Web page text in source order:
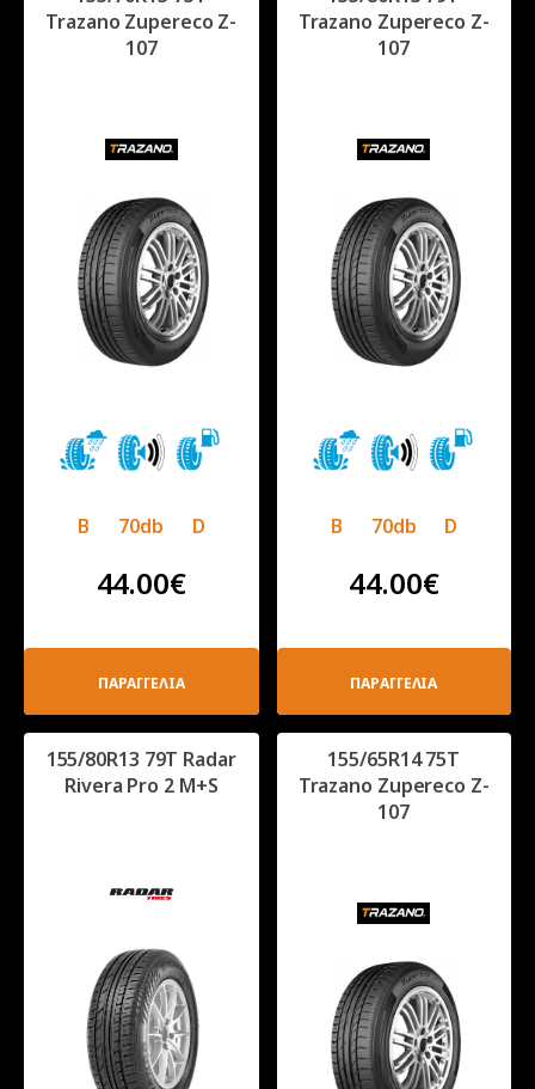
Trazano Zupereco Z-
107
B 70db D
44.00€
ΠΑΡΑΓΓΕΛΙΑ
Trazano Zupereco Z-
107
B 70db D
44.00€
ΠΑΡΑΓΓΕΛΙΑ
155/80R13 79T Radar
Rivera Pro 2 M+S
155/65R14 75T
Trazano Zupereco Z-
107